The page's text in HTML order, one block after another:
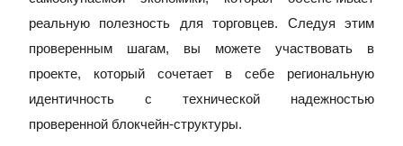
Авто Инвест
реальную полезность для торговцев. Следуя этим
проверенным шагам, вы можете участвовать в
проекте, который сочетает в себе региональную
идентичность с технической надежностью
проверенной блокчейн-структуры.